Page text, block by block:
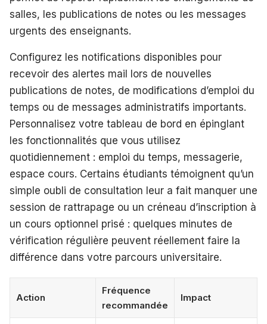
salles, les publications de notes ou les messages
urgents des enseignants.
Configurez les notifications disponibles pour
recevoir des alertes mail lors de nouvelles
publications de notes, de modifications d’emploi du
temps ou de messages administratifs importants.
Personnalisez votre tableau de bord en épinglant
les fonctionnalités que vous utilisez
quotidiennement : emploi du temps, messagerie,
espace cours. Certains étudiants témoignent qu’un
simple oubli de consultation leur a fait manquer une
session de rattrapage ou un créneau d’inscription à
un cours optionnel prisé : quelques minutes de
vérification régulière peuvent réellement faire la
différence dans votre parcours universitaire.
Action
Fréquence
recommandée
Impact